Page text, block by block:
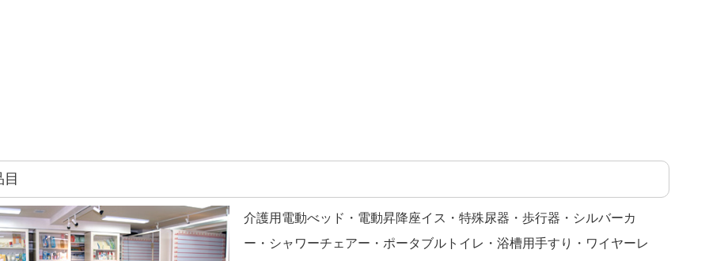
目
介護用電動べッド・電動昇降座イス・特殊尿器・歩行器・シルバーカ
ー・シャワーチェアー・ポータブルトイレ・浴槽用手すり・ワイヤーレ